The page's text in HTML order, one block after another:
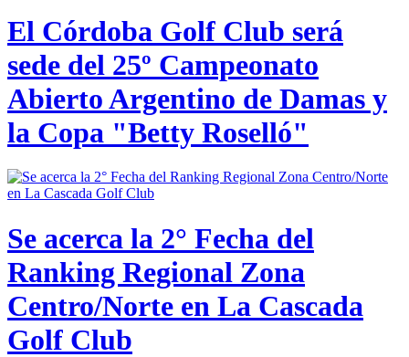
El Córdoba Golf Club será
sede del 25º Campeonato
Abierto Argentino de Damas y
la Copa "Betty Roselló"
Se acerca la 2° Fecha del
Ranking Regional Zona
Centro/Norte en La Cascada
Golf Club